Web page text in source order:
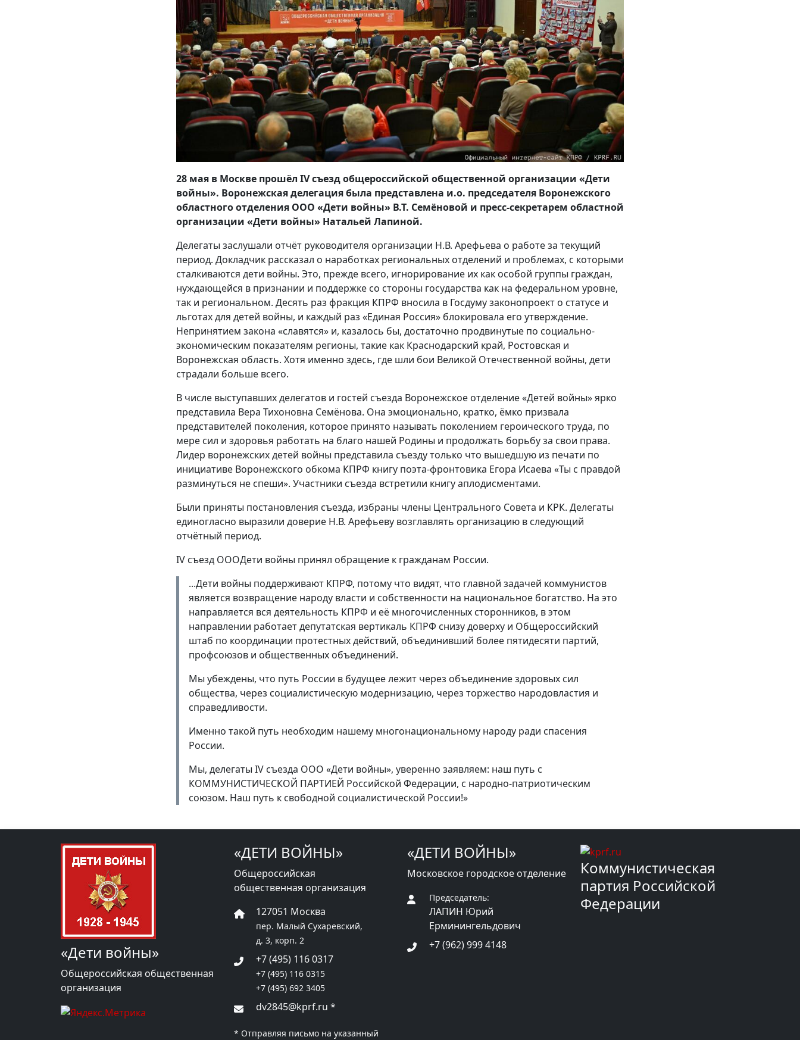
28 мая в Москве прошёл IV съезд общероссийской общественной организации «Дети
войны». Воронежская делегация была представлена и.о. председателя Воронежского
областного отделения ООО «Дети войны» В.Т. Семёновой и пресс-секретарем областной
организации «Дети войны» Натальей Лапиной.
Делегаты заслушали отчёт руководителя организации Н.В. Арефьева о работе за текущий
период. Докладчик рассказал о наработках региональных отделений и проблемах, с которыми
сталкиваются дети войны. Это, прежде всего, игнорирование их как особой группы граждан,
нуждающейся в признании и поддержке со стороны государства как на федеральном уровне,
так и региональном. Десять раз фракция КПРФ вносила в Госдуму законопроект о статусе и
льготах для детей войны, и каждый раз «Единая Россия» блокировала его утверждение.
Непринятием закона «славятся» и, казалось бы, достаточно продвинутые по социально-
экономическим показателям регионы, такие как Краснодарский край, Ростовская и
Воронежская область. Хотя именно здесь, где шли бои Великой Отечественной войны, дети
страдали больше всего.
В числе выступавших делегатов и гостей съезда Воронежское отделение «Детей войны» ярко
представила Вера Тихоновна Семёнова. Она эмоционально, кратко, ёмко призвала
представителей поколения, которое принято называть поколением героического труда, по
мере сил и здоровья работать на благо нашей Родины и продолжать борьбу за свои права.
Лидер воронежских детей войны представила съезду только что вышедшую из печати по
инициативе Воронежского обкома КПРФ книгу поэта-фронтовика Егора Исаева «Ты с правдой
разминуться не спеши». Участники съезда встретили книгу аплодисментами.
Были приняты постановления съезда, избраны члены Центрального Совета и КРК. Делегаты
единогласно выразили доверие Н.В. Арефьеву возглавлять организацию в следующий
отчётный период.
IV съезд ОООДети войны принял обращение к гражданам России.
...Дети войны поддерживают КПРФ, потому что видят, что главной задачей коммунистов
является возвращение народу власти и собственности на национальное богатство. На это
направляется вся деятельность КПРФ и её многочисленных сторонников, в этом
направлении работает депутатская вертикаль КПРФ снизу доверху и Общероссийский
штаб по координации протестных действий, объединивший более пятидесяти партий,
профсоюзов и общественных объединений.
Мы убеждены, что путь России в будущее лежит через объединение здоровых сил
общества, через социалистическую модернизацию, через торжество народовластия и
справедливости.
Именно такой путь необходим нашему многонациональному народу ради спасения
России.
Мы, делегаты IV съезда ООО «Дети войны», уверенно заявляем: наш путь с
КОММУНИСТИЧЕСКОЙ ПАРТИЕЙ Российской Федерации, с народно-патриотическим
союзом. Наш путь к свободной социалистической России!»
«Дети войны»
Общероссийская общественная
организация
«ДЕТИ ВОЙНЫ»
Общероссийская
общественная организация
127051 Москва
пер. Малый Сухаревский,
д. 3, корп. 2
+7 (495) 116 0317
+7 (495) 116 0315
+7 (495) 692 3405
dv2845@kprf.ru *
* Отправляя письмо на указанный
«ДЕТИ ВОЙНЫ»
Московское городское отделение
Председатель:
ЛАПИН Юрий
Ерминингельдович
+7 (962) 999 4148
Коммунистическая
партия Российской
Федерации